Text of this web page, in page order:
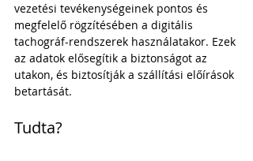
vezetési tevékenységeinek pontos és
megfelelő rögzítésében a digitális
tachográf-rendszerek használatakor. Ezek
az adatok elősegítik a biztonságot az
utakon, és biztosítják a szállítási előírások
betartását.
Tudta?